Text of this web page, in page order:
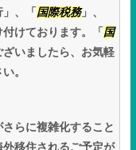
、「 国際税務」、
けております。「 国
いましたら、お気軽
。
らに複雑化すること
移住されるご予定が